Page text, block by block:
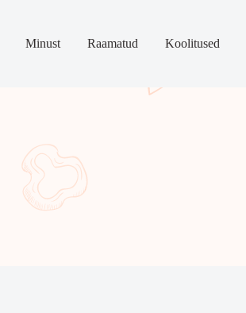
Minust Raamatud Koolitused